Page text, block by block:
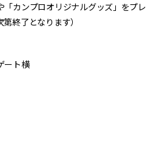
「カンプロオリジナルグッズ」をプレ
終了となります）
ート横